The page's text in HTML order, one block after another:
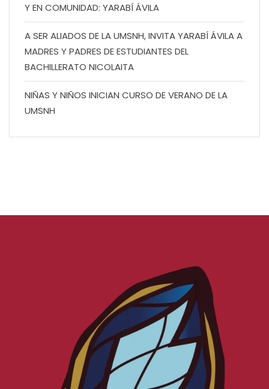
Y EN COMUNIDAD: YARABÍ ÁVILA
A SER ALIADOS DE LA UMSNH, INVITA YARABÍ ÁVILA A
MADRES Y PADRES DE ESTUDIANTES DEL
BACHILLERATO NICOLAITA
NIÑAS Y NIÑOS INICIAN CURSO DE VERANO DE LA
UMSNH